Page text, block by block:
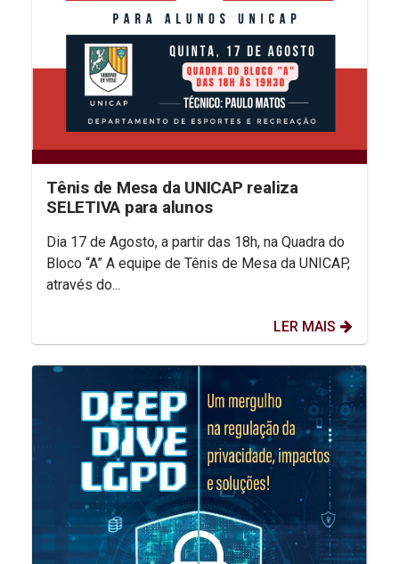
Tênis de Mesa da UNICAP realiza
SELETIVA para alunos
Dia 17 de Agosto, a partir das 18h, na Quadra do
Bloco “A” A equipe de Tênis de Mesa da UNICAP,
através do...
LER MAIS